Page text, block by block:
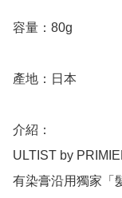
容量：80g
產地：日本
介紹：
ULTIST by
有染膏沿用獨家「